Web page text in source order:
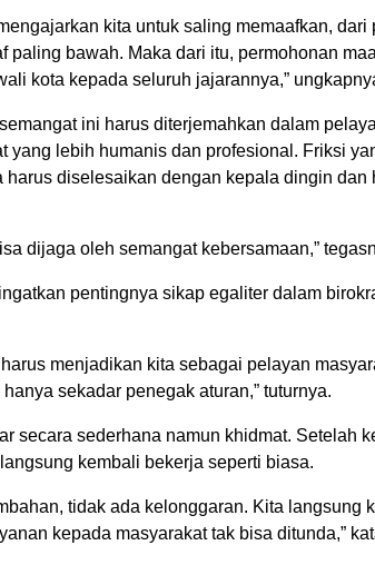
kita untuk saling memaafkan, dari
paling bawah. Maka dari itu, permohonan
kota kepada seluruh jajarannya,”
ini harus diterjemahkan dalam
yang lebih humanis dan profesional. Friksi
harus diselesaikan dengan kepala dingin dan
dijaga oleh semangat kebersamaan,”
pentingnya sikap egaliter dalam
menjadikan kita sebagai pelayan
sekadar penegak aturan,” tuturnya.
secara sederhana namun khidmat. Setelah
kembali bekerja seperti biasa.
tidak ada kelonggaran. Kita langsung
kepada masyarakat tak bisa ditunda,”